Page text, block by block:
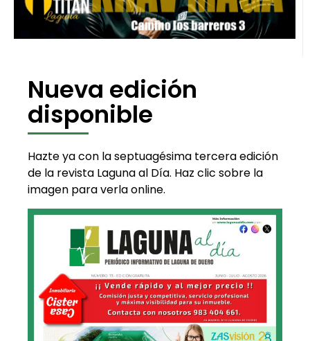
Nueva edición
disponible
Hazte ya con la septuagésima tercera edición
de la revista Laguna al Día. Haz clic sobre la
imagen para verla online.